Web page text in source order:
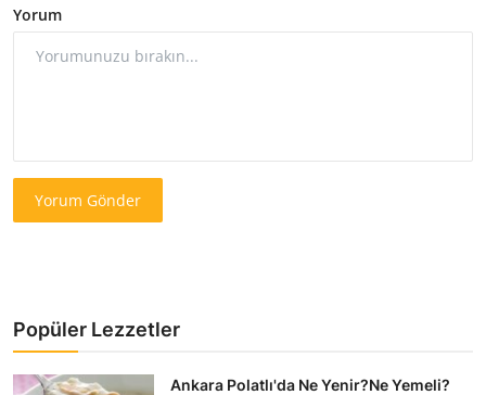
Yorum
Yorum Gönder
Popüler Lezzetler
Ankara Polatlı'da Ne Yenir?Ne Yemeli?